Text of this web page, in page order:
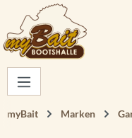
Zum Hauptinhalt springen
myBait Marken